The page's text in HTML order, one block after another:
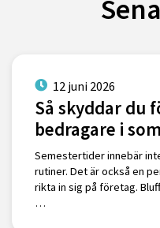
12 juni 2026
Så skyddar du
bedragare i
Semestertider innebär
rutiner. Det är också en
rikta in sig på företag.
…